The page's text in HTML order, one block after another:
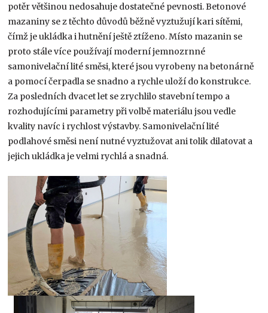
potěr většinou nedosahuje dostatečné pevnosti. Betonové
mazaniny se z těchto důvodů běžně vyztužují kari sítěmi,
čímž je ukládka i hutnění ještě ztíženo. Místo mazanin se
proto stále více používají moderní jemnozrnné
samonivelační lité směsi, které jsou vyrobeny na betonárně
a pomocí čerpadla se snadno a rychle uloží do konstrukce.
Za posledních dvacet let se zrychlilo stavební tempo a
rozhodujícími parametry při volbě materiálu jsou vedle
kvality navíc i rychlost výstavby. Samonivelační lité
podlahové směsi není nutné vyztužovat ani tolik dilatovat a
jejich ukládka je velmi rychlá a snadná.